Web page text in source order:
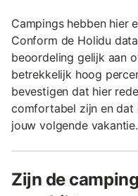
Campings hebben hier
Conform de Holidu
beoordeling gelijk aan
betrekkelijk hoog
bevestigen dat hier
comfortabel zijn en
jouw volgende vakantie.
Zijn de